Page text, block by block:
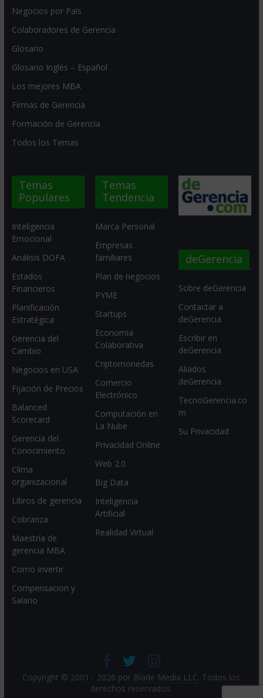
Negocios por País
Colaboradores de Gerencia
Glosario
Glosario Inglés – Español
Los mejores MBA
Firmas de Gerencia
Formación de Gerencia
Todos los Temas
Temas
Populares
Inteligencia
Emocional
Análisis DOFA
Estados
Financieros
Planificación
Estratégica
Gerencia del
Cambio
Negocios en USA
Fijación de Precios
Balanced
Scorecard
Gerencia del
Conocimiento
Clima
organizacional
Libros de gerencia
Cobranza
Maestría de
gerencia MBA
Como invertir
Compensacion y
Salario
Temas
Tendencia
Marca Personal
Empresas
familiares
Plan de negocios
PYME
Startups
Economia
Colaborativa
Criptomonedas
Comercio
Electrónico
Computación en
La Nube
Privacidad Online
Web 2.0
Big Data
Inteligencia
Artificial
Realidad Virtual
deGerencia
Sobre deGerencia
Contactar a
deGerencia
Escribir en
deGerencia
Aliados
deGerencia
TecnoGerencia.co
m
Su Privacidad
Copyright © 2001 - 2026 por Blade Media LLC. Todos los
derechos reservados.